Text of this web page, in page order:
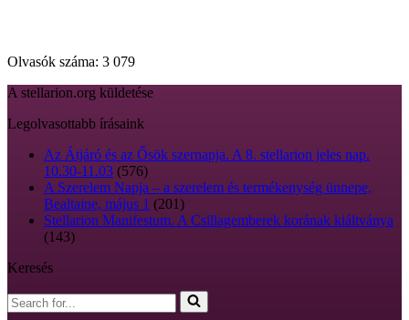
Olvasók száma: 3 079
A stellarion.org küldetése
Legolvasottabb írásaink
Az Átjáró és az Ősök szernapja. A 8. stellarion jeles nap.
10.30-11.03 (576)
A Szerelem Napja – a szerelem és termékenység ünnepe,
Bealtaine, május 1 (201)
Stellarion Manifestum. A Csillagemberek korának kiáltványa
(143)
Keresés
Search
for...